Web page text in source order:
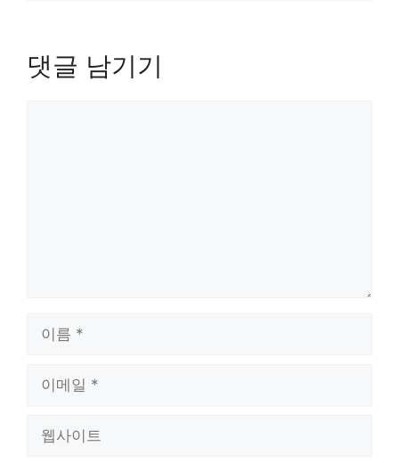
댓글 남기기